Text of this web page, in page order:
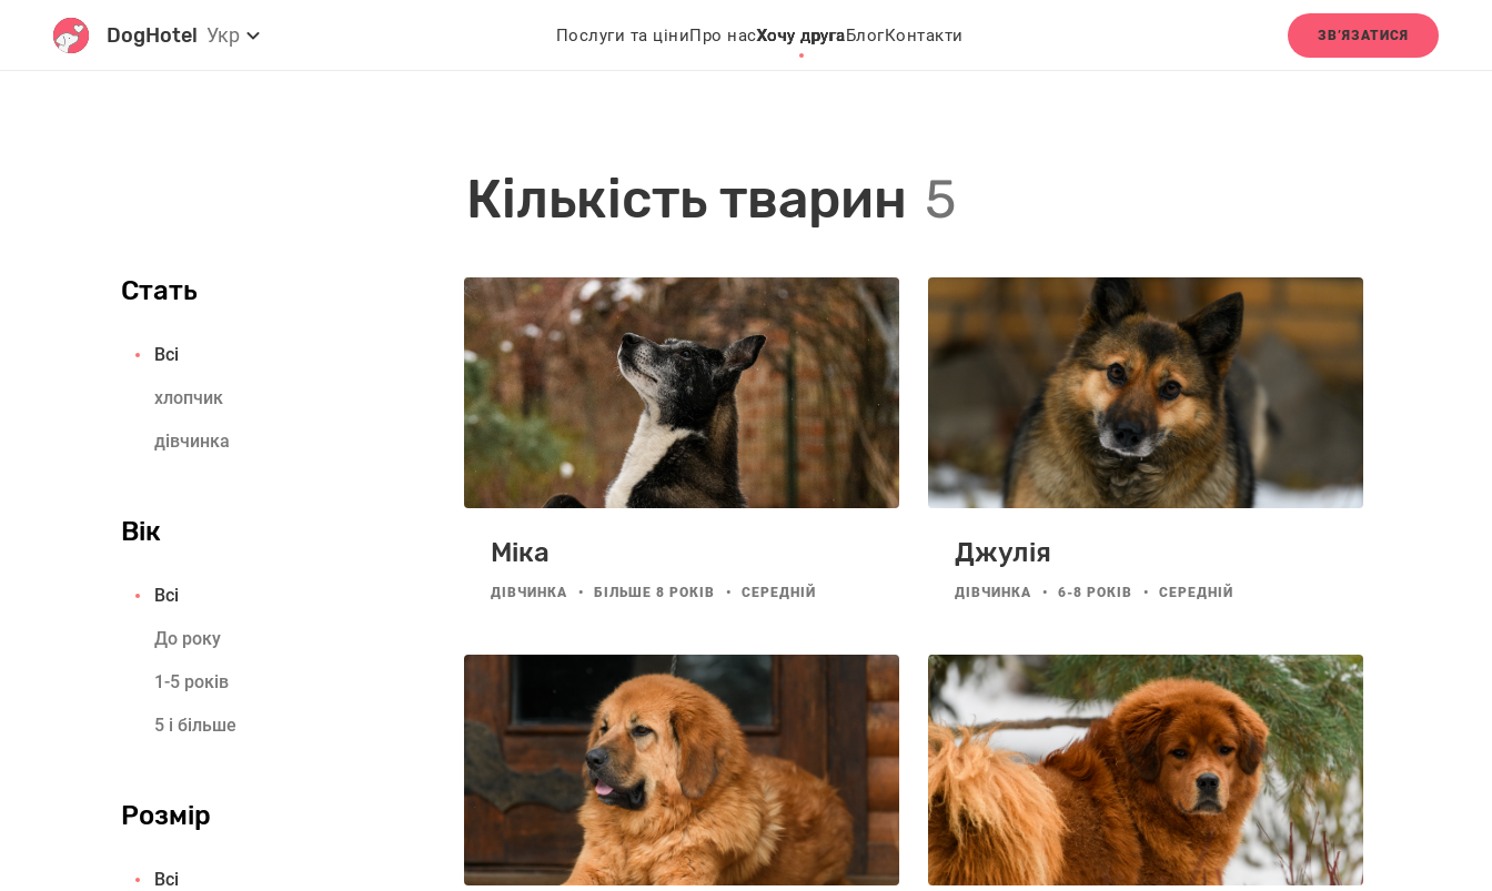
DogHotel Укр Послуги та ціниПро насХочу другаБлогКонтакти ЗВ’ЯЗАТИСЯ
Кількість тварин 5
Стать
Всі
хлопчик
дівчинка
Вік
Всі
До року
1-5 років
5 і більше
Розмір
Всі
Міка
ДІВЧИНКА БІЛЬШЕ 8 РОКІВ СЕРЕДНІЙ
Джулія
ДІВЧИНКА 6-8 РОКІВ СЕРЕДНІЙ